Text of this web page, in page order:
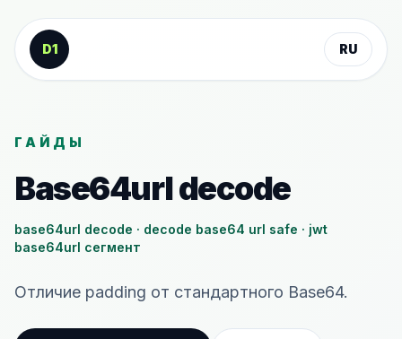
К содержанию
D1
RU
ГАЙДЫ
Base64url decode
base64url decode · decode base64 url safe · jwt
base64url сегмент
Отличие padding от стандартного Base64.